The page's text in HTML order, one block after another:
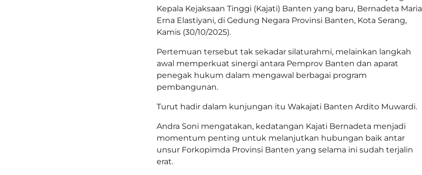
Kepala Kejaksaan Tinggi (Kajati) Banten yang baru, Bernadeta Maria
Erna Elastiyani, di Gedung Negara Provinsi Banten, Kota Serang,
Kamis (30/10/2025).
Pertemuan tersebut tak sekadar silaturahmi, melainkan langkah
awal memperkuat sinergi antara Pemprov Banten dan aparat
penegak hukum dalam mengawal berbagai program
pembangunan.
Turut hadir dalam kunjungan itu Wakajati Banten Ardito Muwardi.
Andra Soni mengatakan, kedatangan Kajati Bernadeta menjadi
momentum penting untuk melanjutkan hubungan baik antar
unsur Forkopimda Provinsi Banten yang selama ini sudah terjalin
erat.